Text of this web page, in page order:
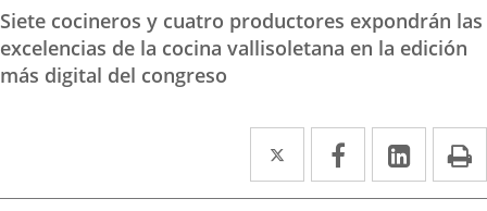
Siete cocineros y cuatro productores expondrán las
excelencias de la cocina vallisoletana en la edición
más digital del congreso
Twitter
Enlace
a
Facebook
Enlace
a
Enlace
a